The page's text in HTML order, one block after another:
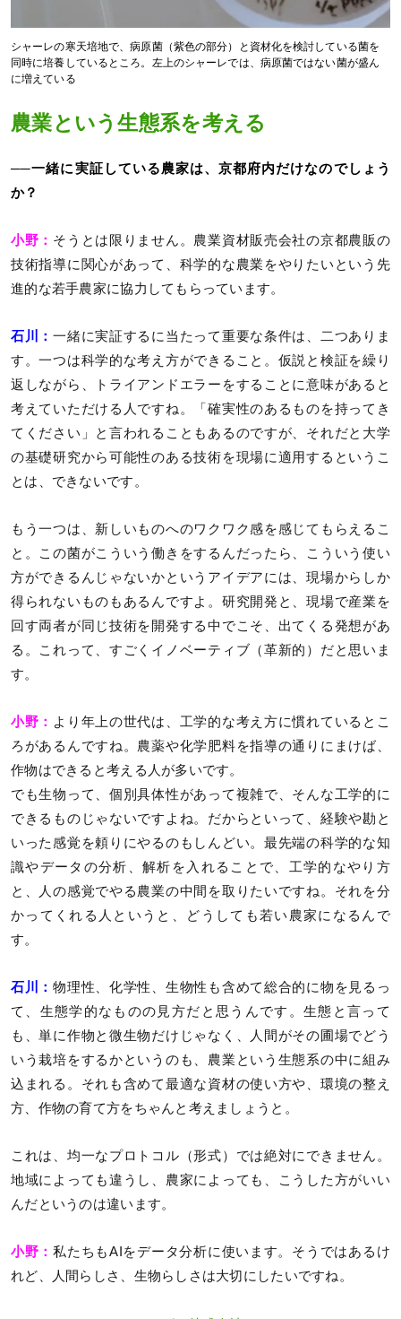
シャーレの寒天培地で、病原菌（紫色の部分）と資材化を検討している菌を
同時に培養しているところ。左上のシャーレでは、病原菌ではない菌が盛ん
に増えている
農業という生態系を考える
──一緒に実証している農家は、京都府内だけなのでしょう
か？
小野： そうとは限りません。農業資材販売会社の京都農販の
技術指導に関心があって、科学的な農業をやりたいという先
進的な若手農家に協力してもらっています。
石川：一緒に実証するに当たって重要な条件は、二つありま
す。一つは科学的な考え方ができること。仮説と検証を繰り
返しながら、トライアンドエラーをすることに意味があると
考えていただける人ですね。「確実性のあるものを持ってき
てください」と言われることもあるのですが、それだと大学
の基礎研究から可能性のある技術を現場に適用するというこ
とは、できないです。
もう一つは、新しいものへのワクワク感を感じてもらえるこ
と。この菌がこういう働きをするんだったら、こういう使い
方ができるんじゃないかというアイデアには、現場からしか
得られないものもあるんですよ。研究開発と、現場で産業を
回す両者が同じ技術を開発する中でこそ、出てくる発想があ
る。これって、すごくイノベーティブ（革新的）だと思いま
す。
小野： より年上の世代は、工学的な考え方に慣れているとこ
ろがあるんですね。農薬や化学肥料を指導の通りにまけば、
作物はできると考える人が多いです。
でも生物って、個別具体性があって複雑で、そんな工学的に
できるものじゃないですよね。だからといって、経験や勘と
いった感覚を頼りにやるのもしんどい。最先端の科学的な知
識やデータの分析、解析を入れることで、工学的なやり方
と、人の感覚でやる農業の中間を取りたいですね。それを分
かってくれる人というと、どうしても若い農家になるんで
す。
石川：物理性、化学性、生物性も含めて総合的に物を見るっ
て、生態学的なものの見方だと思うんです。生態と言って
も、単に作物と微生物だけじゃなく、人間がその圃場でどう
いう栽培をするかというのも、農業という生態系の中に組み
込まれる。それも含めて最適な資材の使い方や、環境の整え
方、作物の育て方をちゃんと考えましょうと。
これは、均一なプロトコル（形式）では絶対にできません。
地域によっても違うし、農家によっても、こうした方がいい
んだというのは違います。
小野：私たちもAIをデータ分析に使います。そうではあるけ
れど、人間らしさ、生物らしさは大切にしたいですね。